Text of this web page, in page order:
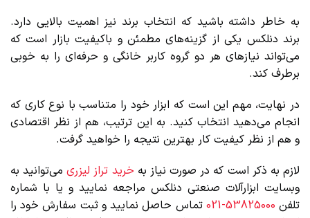
به خاطر داشته باشید که انتخاب برند نیز اهمیت بالایی دارد.
برند دنلکس یکی از گزینه‌های مطمئن و باکیفیت بازار است که
می‌تواند نیازهای هر دو گروه کاربر خانگی و حرفه‌ای را به خوبی
برطرف کند.
در نهایت، مهم این است که ابزار خود را متناسب با نوع کاری که
انجام می‌دهید انتخاب کنید. به این ترتیب، هم از نظر اقتصادی
و هم از نظر کیفیت کار بهترین نتیجه را خواهید گرفت.
لازم به ذکر است که در صورت نیاز به خرید تراز لیزریمی‌توانید به
وبسایت ابزارآلات صنعتی دنلکس مراجعه نمایید و یا با شماره
تلفن 53825000-021
تماس حاصل نمایید و ثبت سفارش خود را